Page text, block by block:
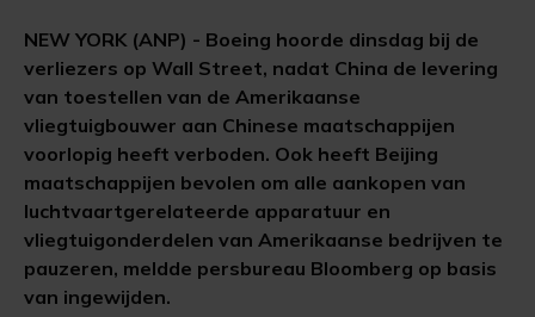
NEW YORK (ANP) - Boeing hoorde dinsdag bij de
verliezers op Wall Street, nadat China de levering
van toestellen van de Amerikaanse
vliegtuigbouwer aan Chinese maatschappijen
voorlopig heeft verboden. Ook heeft Beijing
maatschappijen bevolen om alle aankopen van
luchtvaartgerelateerde apparatuur en
vliegtuigonderdelen van Amerikaanse bedrijven te
pauzeren, meldde persbureau Bloomberg op basis
van ingewijden.